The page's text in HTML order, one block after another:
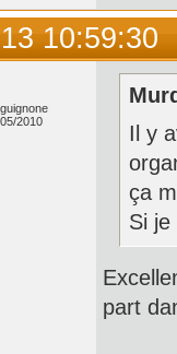
10:59:30
2010
Il y
ça
Si
part